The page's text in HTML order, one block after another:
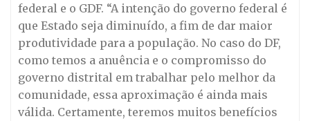
federal e o GDF. “A intenção do governo federal é
que Estado seja diminuído, a fim de dar maior
produtividade para a população. No caso do DF,
como temos a anuência e o compromisso do
governo distrital em trabalhar pelo melhor da
comunidade, essa aproximação é ainda mais
válida. Certamente, teremos muitos benefícios